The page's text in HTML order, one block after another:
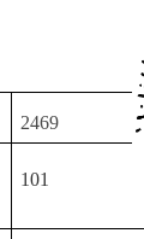
2469
101